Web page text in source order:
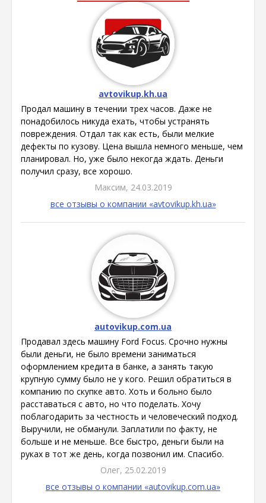
avtovikup.kh.ua
Продал машину в течении трех часов. Даже не
понадобилось никуда ехать, чтобы устранять
повреждения. Отдал так как есть, были мелкие
дефекты по кузову. Цена вышла немного меньше, чем
планировал. Но, уже было некогда ждать. Деньги
получил сразу, все хорошо.
Максим, 24.03.2019
все отзывы о компании «avtovikup.kh.ua»
autovikup.com.ua
Продавал здесь машину Ford Focus. Срочно нужны
были деньги, не было времени заниматься
оформлением кредита в банке, а занять такую
крупную сумму было не у кого. Решил обратиться в
компанию по скупке авто. Хоть и больно было
расставаться с авто, но что поделать. Хочу
поблагодарить за честность и человеческий подход.
Выручили, не обманули. Заплатили по факту, не
больше и не меньше. Все быстро, деньги были на
руках в тот же день, когда позвонил им. Спасибо.
Олег, 25.02.2019
все отзывы о компании «autovikup.com.ua»